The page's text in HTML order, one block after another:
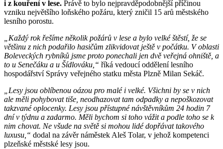
i z kouření v lese. Právě to bylo nejpravděpodobnější příčinou
vzniku největšího loňského požáru, který zničil 15 arů městského
lesního porostu.
„Každý rok řešíme několik požárů v lese a bylo velké štěstí, že se
většinu z nich podařilo hasičům zlikvidovat ještě v počátku. V oblasti
Boleveckých rybníků jsme proto ponechali jen dvě veřejná ohniště, a
to u Senečáku a u Šídlováku,“ říká vedoucí oddělení lesního
hospodářství Správy veřejného statku města Plzně Milan Sekáč.
„Lesy jsou oblíbenou oázou pro malé i velké. Všichni by se v nich
ale měli pohybovat tiše, neodhazovat tam odpadky a nepoškozovat
takzvané oplocenky. Lesy jsou přístupné návštěvníkům 24 hodin 7
dní v týdnu a zadarmo. Měli bychom si toho vážit a podle toho se k
nim chovat. Ne všude na světě si mohou lidé dopřávat takového
luxusu,“ dodal na závěr náměstek Aleš Tolar, v jehož kompetenci
plzeňské městské lesy jsou.